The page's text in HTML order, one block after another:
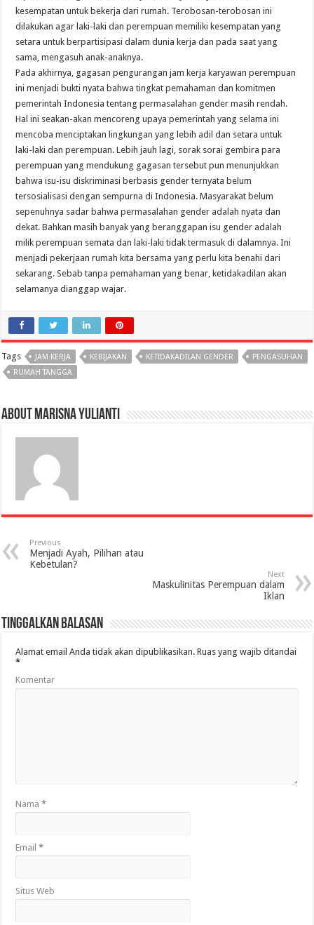
kesempatan untuk bekerja dari rumah. Terobosan-terobosan ini
dilakukan agar laki-laki dan perempuan memiliki kesempatan yang
setara untuk berpartisipasi dalam dunia kerja dan pada saat yang
sama, mengasuh anak-anaknya.
Pada akhirnya, gagasan pengurangan jam kerja karyawan perempuan
ini menjadi bukti nyata bahwa tingkat pemahaman dan komitmen
pemerintah Indonesia tentang permasalahan gender masih rendah.
Hal ini seakan-akan mencoreng upaya pemerintah yang selama ini
mencoba menciptakan lingkungan yang lebih adil dan setara untuk
laki-laki dan perempuan. Lebih jauh lagi, sorak sorai gembira para
perempuan yang mendukung gagasan tersebut pun menunjukkan
bahwa isu-isu diskriminasi berbasis gender ternyata belum
tersosialisasi dengan sempurna di Indonesia. Masyarakat belum
sepenuhnya sadar bahwa permasalahan gender adalah nyata dan
dekat. Bahkan masih banyak yang beranggapan isu gender adalah
milik perempuan semata dan laki-laki tidak termasuk di dalamnya. Ini
menjadi pekerjaan rumah kita bersama yang perlu kita benahi dari
sekarang. Sebab tanpa pemahaman yang benar, ketidakadilan akan
selamanya dianggap wajar.
Tags JAM KERJA KEBIJAKAN KETIDAKADILAN GENDER
PENGASUHAN
RUMAH TANGGA
About Marisna Yulianti
Previous
Menjadi Ayah, Pilihan atau
Kebetulan?
Next
Maskulinitas Perempuan dalam
Iklan
Tinggalkan Balasan
Alamat email Anda tidak akan dipublikasikan. Ruas yang wajib ditandai
*
Komentar
Nama*
Email*
Situs Web